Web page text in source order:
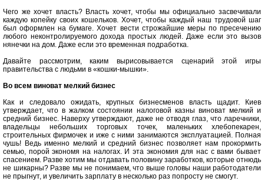
Чего же хочет власть? Власть хочет, чтобы мы официально засвечивали
каждую копейку своих кошельков. Хочет, чтобы каждый наш трудовой шаг
был оформлен на бумаге. Хочет вести строжайшие меры по пресечению
любого неконтролируемого дохода простых людей. Даже если это вызов
нянечки на дом. Даже если это временная подработка.
Давайте рассмотрим, каким вырисовывается сценарий этой игры
правительства с людьми в «кошки-мышки».
Во всем виноват мелкий бизнес
Как и следовало ожидать, крупных бизнесменов власть щадит. Киев
утверждает, что в жалком состоянии налоговой казны виноват мелкий и
средний бизнес. Наверху утверждают, даже не отводя глаз, что ларечники,
владельцы небольших торговых точек, маленьких хлебопекарен,
строительных фирмочек и иже с ними занимаются эксплуатацией. Полная
чушь! Ведь именно мелкий и средний бизнес позволяет нам прокормить
семью, порой экономя на налогах. И эта экономия для нас с вами бывает
спасением. Разве хотим мы отдавать половину заработков, которые отнюдь
не шикарны? Разве мы не понимаем, что выше головы наши работодатели
не прыгнут, и увеличить зарплату в несколько раз попросту не смогут.